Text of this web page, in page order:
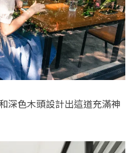
深色木頭設計出這道充滿神